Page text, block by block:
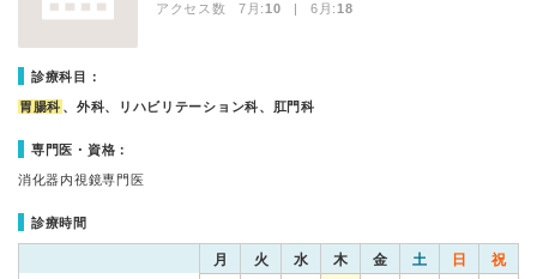
アクセス数 7月:10 | 6月:18
診療科目：
胃腸科 、外科、リハビリテーション科、肛門科
専門医・資格：
消化器内視鏡専門医
診療時間
月 火 水 木 金 土 日 祝